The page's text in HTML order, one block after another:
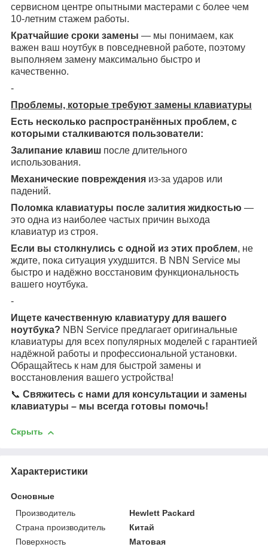
сервисном центре опытными мастерами с более чем
10-летним стажем работы.
Кратчайшие сроки замены — мы понимаем, как
важен ваш ноутбук в повседневной работе, поэтому
выполняем замену максимально быстро и
качественно.
-
Проблемы, которые требуют замены клавиатуры
Есть несколько распространённых проблем, с
которыми сталкиваются пользователи:
Залипание клавиш после длительного
использования.
Механические повреждения из-за ударов или
падений.
Поломка клавиатуры после залития жидкостью —
это одна из наиболее частых причин выхода
клавиатур из строя.
Если вы столкнулись с одной из этих проблем, не
ждите, пока ситуация ухудшится. В NBN Service мы
быстро и надёжно восстановим функциональность
вашего ноутбука.
-
Ищете качественную клавиатуру для вашего
ноутбука? NBN Service предлагает оригинальные
клавиатуры для всех популярных моделей с гарантией
надёжной работы и профессиональной установки.
Обращайтесь к нам для быстрой замены и
восстановления вашего устройства!
📞 Свяжитесь с нами для консультации и замены
клавиатуры – мы всегда готовы помочь!
Скрыть
Характеристики
Основные
Производитель
Hewlett Packard
Страна производитель
Китай
Поверхность
Матовая